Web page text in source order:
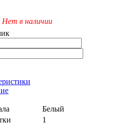
Нет в наличии
Белый
1